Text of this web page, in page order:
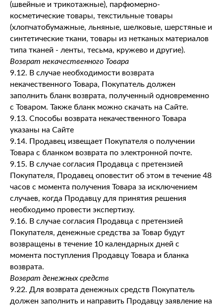
(швейные и трикотажные), парфюмерно-
косметические товары, текстильные товары
(хлопчатобумажные, льняные, шелковые, шерстяные и
синтетические ткани, товары из нетканых материалов
типа тканей - ленты, тесьма, кружево и другие).
Возврат некачественного Товара
9.12. В случае необходимости возврата
некачественного Товара, Покупатель должен
заполнить бланк возврата, полученный одновременно
с Товаром. Также бланк можно скачать на Сайте.
9.13. Способы возврата некачественного Товара
указаны на Сайте
9.14. Продавец извещает Покупателя о получении
Товара с бланком возврата по электронной почте.
9.15. В случае согласия Продавца с претензией
Покупателя, Продавец оповестит об этом в течение 48
часов с момента получения Товара за исключением
случаев, когда Продавцу для принятия решения
необходимо провести экспертизу.
9.16. В случае согласия Продавца с претензией
Покупателя, денежные средства за Товар будут
возвращены в течение 10 календарных дней с
момента поступления Продавцу Товара и бланка
возврата.
Возврат денежных средств
9.22. Для возврата денежных средств Покупатель
должен заполнить и направить Продавцу заявление на